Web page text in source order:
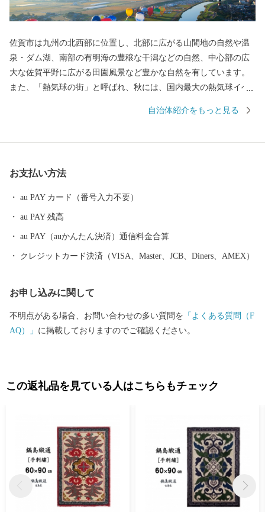
佐賀市は九州の北西部に位置し、北部に広がる山間地の自然や温
泉・ダム湖、南部の有明海の豊穣な干潟などの自然、中心部の広
大な佐賀平野に広がる田園風景など豊かな自然を有しています。
また、「熱気球の街」と呼ばれ、秋には、国内最大の熱気球イベ
山の熱気球が広大な佐賀平野を彩ります。 平成27年5月には、渡
た世界文化遺産「三重津海軍所跡」をはじめ、幕末維新の歴史遺
産も見どころの1つです。
自治体紹介をもっと見る
お支払い方法
au PAY カード（番号入力不要）
au PAY 残高
au PAY（auかんたん決済）通信料金合算
クレジットカード決済（VISA、Master、JCB、Diners、AMEX）
お申し込みに関して
不明点がある場合、お問い合わせの多い質問を 「よくある質問（F
AQ）」 に掲載しておりますのでご確認ください。
この返礼品を見ている人はこちらもチェック